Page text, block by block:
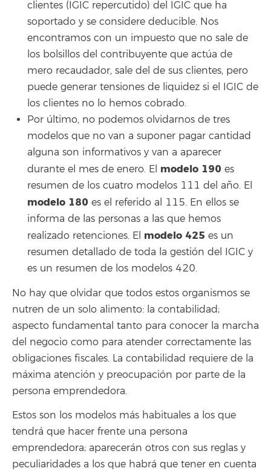
clientes (IGIC repercutido) del IGIC que ha
soportado y se considere deducible. Nos
encontramos con un impuesto que no sale de
los bolsillos del contribuyente que actúa de
mero recaudador, sale del de sus clientes, pero
puede generar tensiones de liquidez si el IGIC de
los clientes no lo hemos cobrado.
Por último, no podemos olvidarnos de tres
modelos que no van a suponer pagar cantidad
alguna son informativos y van a aparecer
durante el mes de enero. El modelo 190 es
resumen de los cuatro modelos 111 del año. El
modelo 180 es el referido al 115. En ellos se
informa de las personas a las que hemos
realizado retenciones. El modelo 425 es un
resumen detallado de toda la gestión del IGIC y
es un resumen de los modelos 420.
No hay que olvidar que todos estos organismos se
nutren de un solo alimento: la contabilidad;
aspecto fundamental tanto para conocer la marcha
del negocio como para atender correctamente las
obligaciones fiscales. La contabilidad requiere de la
máxima atención y preocupación por parte de la
persona emprendedora.
Estos son los modelos más habituales a los que
tendrá que hacer frente una persona
emprendedora; aparecerán otros con sus reglas y
peculiaridades a los que habrá que tener en cuenta